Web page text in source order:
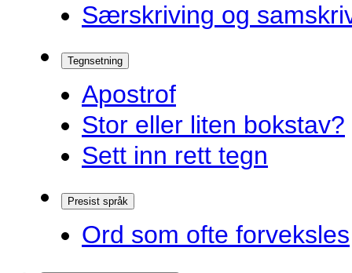
Særskriving og
Tegnsetning
Apostrof
Stor eller liten bokstav?
Sett inn rett tegn
Presist språk
Ord som ofte forveksles